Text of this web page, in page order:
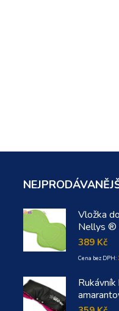
Vložka
Nellys ®
389 Kč
Cena bez DPH: